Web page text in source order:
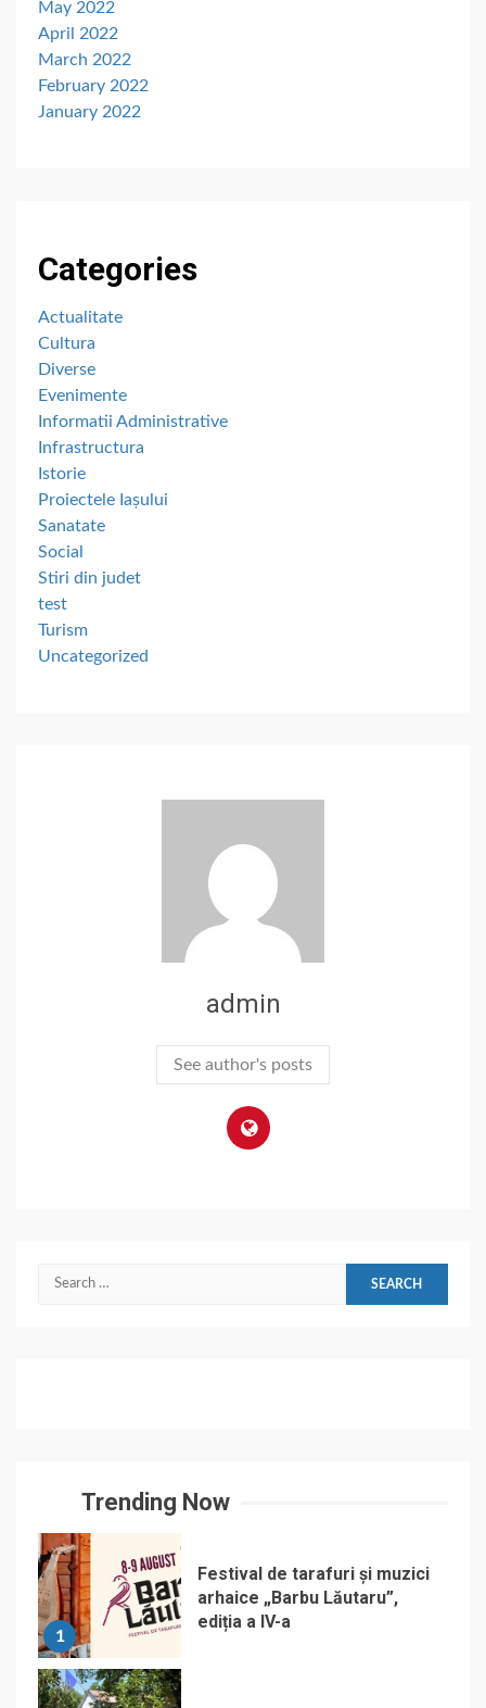
May 2022
April 2022
March 2022
February 2022
January 2022
Categories
Actualitate
Cultura
Diverse
Evenimente
Informatii Administrative
Infrastructura
Istorie
Proiectele Iașului
Sanatate
Social
Stiri din judet
test
Turism
Uncategorized
admin
See author's posts
Search
Trending Now
1
Festival de tarafuri și muzici
arhaice „Barbu Lăutaru”,
ediția a IV-a